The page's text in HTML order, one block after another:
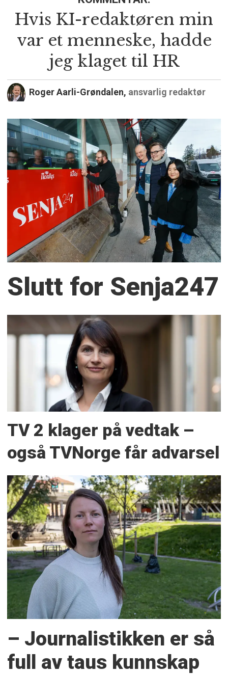
Hvis KI-redaktøren min
var et menneske, hadde
jeg klaget til HR
Roger Aarli-Grøndalen, ansvarlig redaktør
Slutt for Senja247
TV 2 klager på vedtak –
også TVNorge får advarsel
– Journalistikken er så
full av taus kunnskap